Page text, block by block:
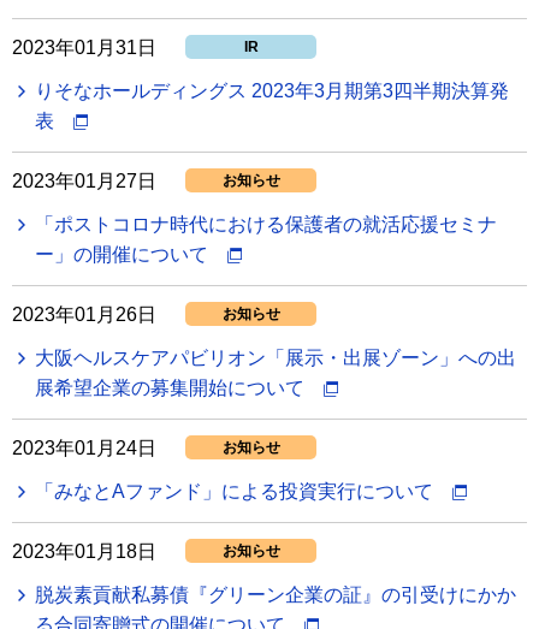
2023年01月31日 IR
りそなホールディングス 2023年3月期第3四半期決算発
表
2023年01月27日 お知らせ
「ポストコロナ時代における保護者の就活応援セミナ
ー」の開催について
2023年01月26日 お知らせ
大阪ヘルスケアパビリオン「展示・出展ゾーン」への出
展希望企業の募集開始について
2023年01月24日 お知らせ
「みなとAファンド」による投資実行について
2023年01月18日 お知らせ
脱炭素貢献私募債『グリーン企業の証』の引受けにかか
る合同寄贈式の開催について